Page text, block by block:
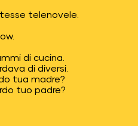
telenovele.
di cucina.
di diversi.
tua madre?
tuo padre?